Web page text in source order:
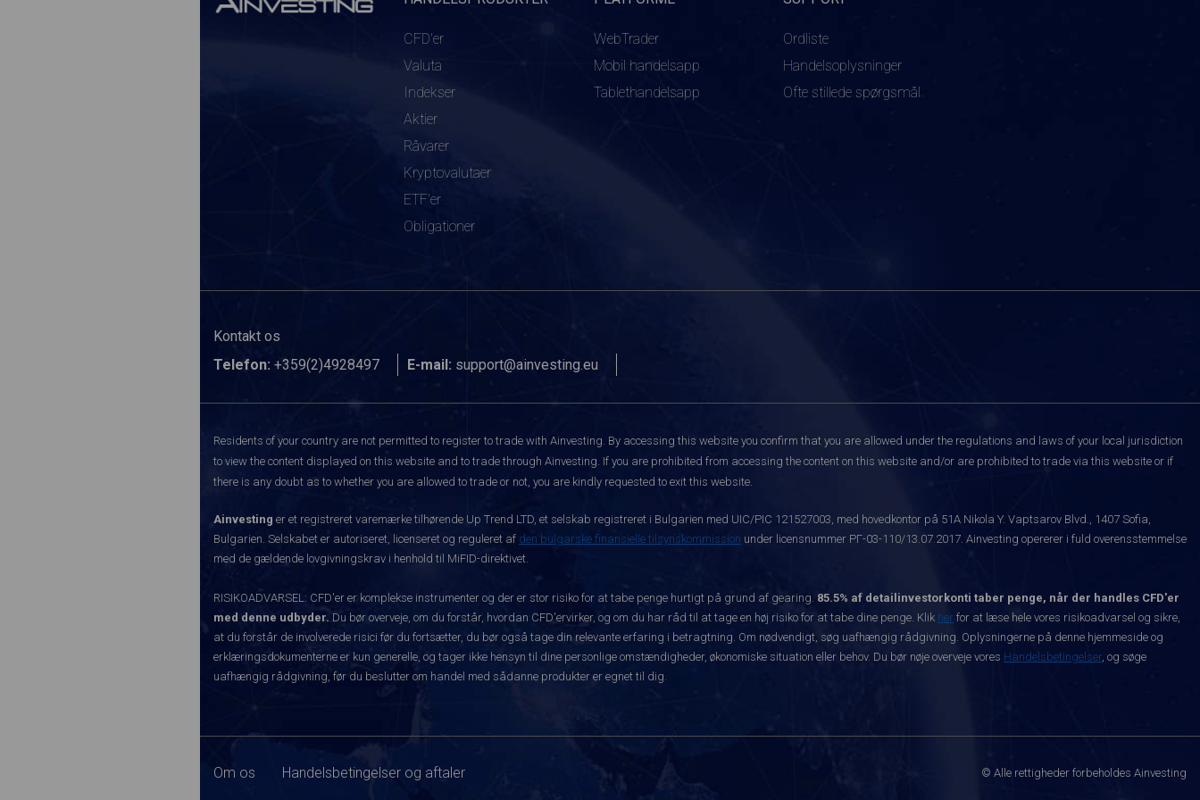
CFD'er
Valuta
Indekser
Aktier
Råvarer
Kryptovalutaer
ETF'er
Obligationer
WebTrader
Mobil handelsapp
Tablethandelsapp
Ordliste
Handelsoplysninger
Ofte stillede spørgsmål
Kontakt os
Telefon: +359(2)4928497 E-mail: support@ainvesting.eu
Residents of your country are not permitted to register to trade with Ainvesting. By accessing this website you confirm that you are allowed under the regulations and laws of your local jurisdiction
to view the content displayed on this website and to trade through Ainvesting. If you are prohibited from accessing the content on this website and/or are prohibited to trade via this website or if
there is any doubt as to whether you are allowed to trade or not, you are kindly requested to exit this website.
Ainvesting er et registreret varemærke tilhørende Up Trend LTD, et selskab registreret i Bulgarien med UIC/PIC 121527003, med hovedkontor på 51A Nikola Y. Vaptsarov Blvd., 1407 Sofia,
Bulgarien. Selskabet er autoriseret, licenseret og reguleret af den bulgarske finansielle tilsynskommission under licensnummer РГ-03-110/13.07.2017. Ainvesting opererer i fuld overensstemmelse
med de gældende lovgivningskrav i henhold til MiFID-direktivet.
RISIKOADVARSEL: CFD'er er komplekse instrumenter og der er stor risiko for at tabe penge hurtigt på grund af gearing. 85.5% af detailinvestorkonti taber penge, når der handles CFD'er
med denne udbyder. Du bør overveje, om du forstår, hvordan CFD'ervirker, og om du har råd til at tage en høj risiko for at tabe dine penge. Klik her for at læse hele vores risikoadvarsel og sikre,
at du forstår de involverede risici før du fortsætter, du bør også tage din relevante erfaring i betragtning. Om nødvendigt, søg uafhængig rådgivning. Oplysningerne på denne hjemmeside og
erklæringsdokumenterne er kun generelle, og tager ikke hensyn til dine personlige omstændigheder, økonomiske situation eller behov. Du bør nøje overveje vores Handelsbetingelser, og søge
uafhængig rådgivning, før du beslutter om handel med sådanne produkter er egnet til dig.
Om os Handelsbetingelser og aftaler © Alle rettigheder forbeholdes Ainvesting